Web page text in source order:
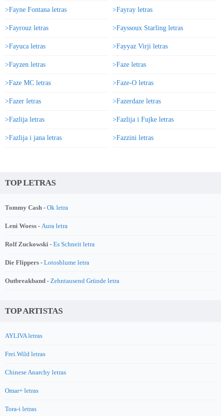
>Fayne Fontana letras >Fayray letras
>Fayrouz letras >Fayssoux Starling letras
>Fayuca letras >Fayyaz Virji letras
>Fayzen letras >Faze letras
>Faze MC letras >Faze-O letras
>Fazer letras >Fazerdaze letras
>Fazlija letras >Fazlija i Fujke letras
>Fazlija i jana letras >Fazzini letras
TOP LETRAS
Tommy Cash - Ok letra
Leni Woess - Aura letra
Rolf Zuckowski - Es Schneit letra
Die Flippers - Lotosblume letra
Outbreakband - Zehntausend Gründe letra
TOP ARTISTAS
AYLIVA letras
Frei.Wild letras
Chinese Anarchy letras
Omar+ letras
Tora-i letras